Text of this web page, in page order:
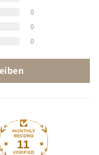
0
0
0
11